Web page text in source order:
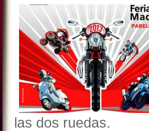
las dos ruedas.